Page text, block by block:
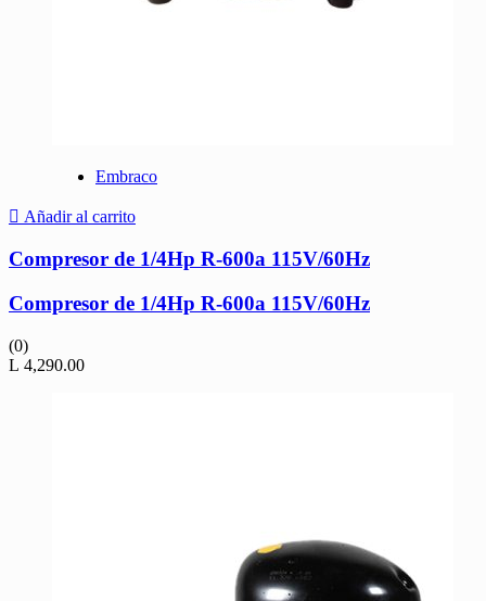
Embraco
Añadir al carrito
Compresor de 1/4Hp R-600a 115V/60Hz
Compresor de 1/4Hp R-600a 115V/60Hz
(0)
L 4,290.00